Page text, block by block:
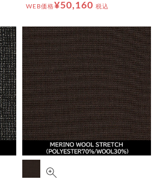
WEB価格¥50,160 税込